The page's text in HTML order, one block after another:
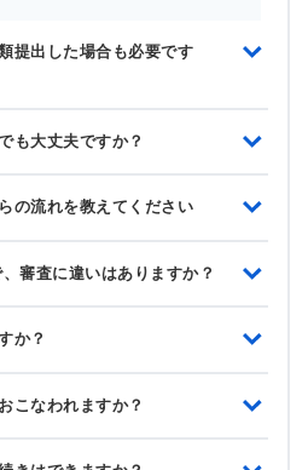
提出した場合も必要です
も大丈夫ですか？
の流れを教えてください
審査に違いはありますか？
か？
こなわれますか？